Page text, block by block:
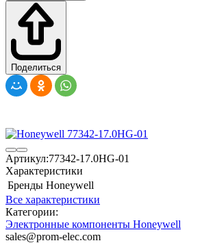
Поделиться
Артикул:77342-17.0HG-01
Характеристики
Бренды Honeywell
Все характеристики
Категории:
Электронные компоненты Honeywell
sales@prom-elec.com